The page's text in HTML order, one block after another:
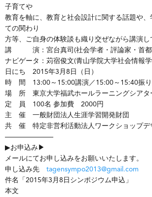
子育てや
教育を軸に、教育と社会設計に関する話題や、
ての関わり
方等、ご自身の体験談も織り交ぜながら講演し
講 演：宮台真司(社会学者・評論家・首都
ナビゲータ：苅宿俊文(青山学院大学社会情報
日にち 2015年3月8日（日）
時 間 13:00～15:00講演／15:00～15:40振り
場 所 東京大学福武ホールラーニングシアタ
定 員 100名 参加費 2000円
主 催 一般財団法人生涯学習開発財団
共 催 特定非営利活動法人ワークショップデ
———————
▶お申込み▶
メールにてお申し込みをお願いいたします。
申し込み先 tagensympo2013@gmail.com
件名「2015年3月8日シンポジウム申込」
本文